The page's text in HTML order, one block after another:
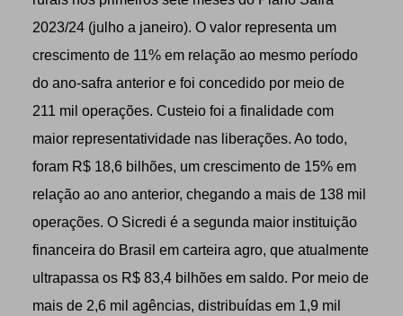
2023/24 (julho a janeiro). O valor representa um
crescimento de 11% em relação ao mesmo período
do ano-safra anterior e foi concedido por meio de
211 mil operações. Custeio foi a finalidade com
maior representatividade nas liberações. Ao todo,
foram R$ 18,6 bilhões, um crescimento de 15% em
relação ao ano anterior, chegando a mais de 138 mil
operações. O Sicredi é a segunda maior instituição
financeira do Brasil em carteira agro, que atualmente
ultrapassa os R$ 83,4 bilhões em saldo. Por meio de
mais de 2,6 mil agências, distribuídas em 1,9 mil